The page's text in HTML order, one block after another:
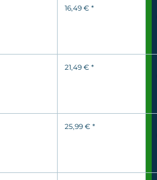
16,49 € *
21,49 € *
25,99 € *